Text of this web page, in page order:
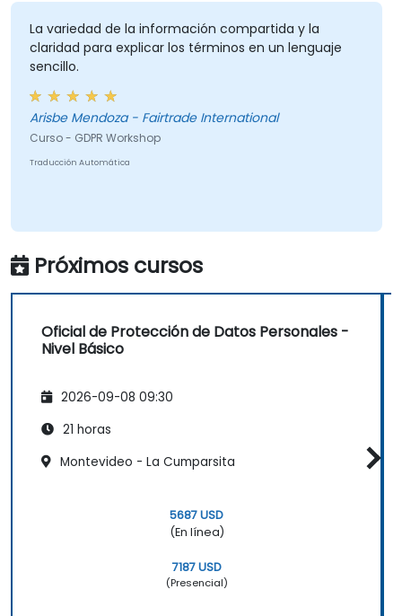
organización, garantizando el tratamiento
lícito de datos y fomentando una cultura de
responsabilidad en la protección de datos.
La variedad de la información compartida y la
claridad para explicar los términos en un lenguaje
sencillo.
Arisbe Mendoza - Fairtrade International
Curso - GDPR Workshop
Traducción Automática
Próximos cursos
Oficial de Protección de Datos Personales -
Nivel Básico
2026-09-08 09:30
21 horas
Montevideo - La Cumparsita
5687 USD
(En línea)
7187 USD
(Presencial)